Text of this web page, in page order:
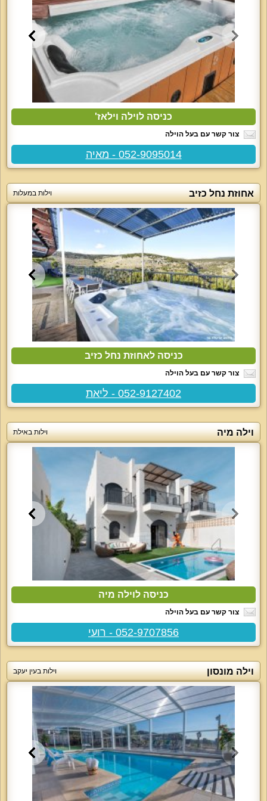
כניסה לוילה וילאז'
צור קשר עם בעל הוילה
052-9095014 - מאיה
אחוזת נחל כזיב וילות במעלות
כניסה לאחוזת נחל כזיב
צור קשר עם בעל הוילה
052-9127402 - ליאת
וילה מיה וילות באילת
כניסה לוילה מיה
צור קשר עם בעל הוילה
052-9707856 - רועי
וילה מונסון וילות בעין יעקב